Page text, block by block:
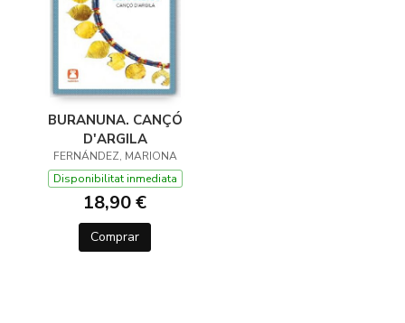
BURANUNA. CANÇÓ
D'ARGILA
FERNÁNDEZ, MARIONA
Disponibilitat inmediata
18,90 €
Comprar